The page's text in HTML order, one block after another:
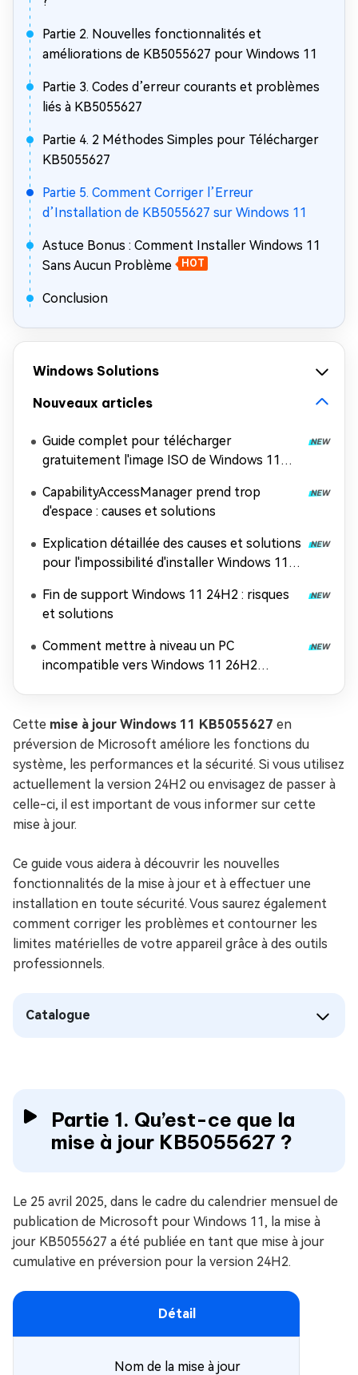
Partie 2. Nouvelles fonctionnalités et
améliorations de KB5055627 pour Windows 11
Partie 3. Codes d’erreur courants et problèmes
liés à KB5055627
Partie 4. 2 Méthodes Simples pour Télécharger
KB5055627
Partie 5. Comment Corriger l’Erreur
d’Installation de KB5055627 sur Windows 11
Astuce Bonus : Comment Installer Windows 11
Sans Aucun Problème
HOT
Conclusion
Windows Solutions
Nouveaux articles
Guide complet pour télécharger
gratuitement l'image ISO de Windows 11
CapabilityAccessManager prend trop
d'espace : causes et solutions
Explication détaillée des causes et solutions
pour l'impossibilité d'installer Windows 11
Fin de support Windows 11 24H2 : risques
et solutions
Comment mettre à niveau un PC
incompatible vers Windows 11 26H2
Cette mise à jour Windows 11 KB5055627 en
préversion de Microsoft améliore les fonctions du
système, les performances et la sécurité. Si vous utilisez
actuellement la version 24H2 ou envisagez de passer à
celle-ci, il est important de vous informer sur cette
mise à jour.
Ce guide vous aidera à découvrir les nouvelles
fonctionnalités de la mise à jour et à effectuer une
installation en toute sécurité. Vous saurez également
comment corriger les problèmes et contourner les
limites matérielles de votre appareil grâce à des outils
professionnels.
Catalogue
Partie 1. Qu’est-ce que la
mise à jour KB5055627 ?
Le 25 avril 2025, dans le cadre du calendrier mensuel de
publication de Microsoft pour Windows 11, la mise à
jour KB5055627 a été publiée en tant que mise à jour
cumulative en préversion pour la version 24H2.
Détail
Nom de la mise à jour